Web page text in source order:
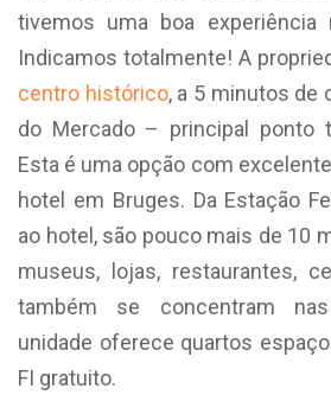
tivemos uma boa experiência
Indicamos totalmente! A
centro histórico, a 5 minutos de
do Mercado – principal ponto
Esta é uma opção com
hotel em Bruges. Da Estação
ao hotel, são pouco mais de 10
museus, lojas, restaurantes,
também se concentram
unidade oferece quartos
FI gratuito.